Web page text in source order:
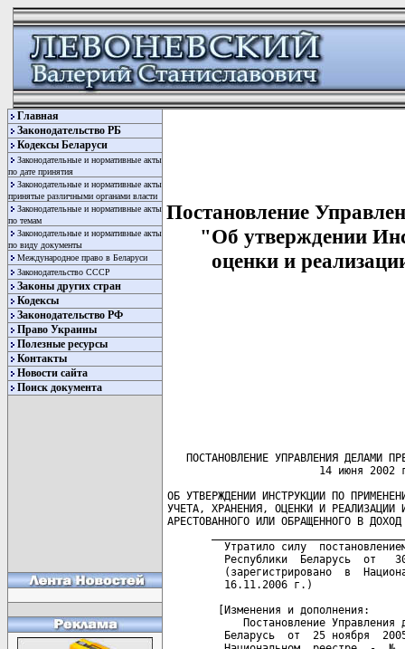
Главная
Законодательство РБ
Кодексы Беларуси
Законодательные и нормативные акты
по дате принятия
Законодательные и нормативные акты
принятые различными органами власти
Законодательные и нормативные акты
по темам
Законодательные и нормативные акты
по виду документы
Международное право в Беларуси
Законодательство СССР
Законы других стран
Кодексы
Законодательство РФ
Право Украины
Полезные ресурсы
Контакты
Новости сайта
Поиск документа
Постановление
"Об утверждении
оценки и
ПОСТАНОВЛЕНИЕ УПРАВЛЕНИЯ ДЕЛАМИ
14 июня 2002
ОБ УТВЕРЖДЕНИИ ИНСТРУКЦИИ ПО
УЧЕТА, ХРАНЕНИЯ, ОЦЕНКИ И РЕАЛИЗАЦИИ
АРЕСТОВАННОГО ИЛИ ОБРАЩЕННОГО В ДОХОД
Утратило силу
Республики  Беларусь  от
(зарегистрировано  в
         16.11.2006 г.)
        [Изменения и дополнения:
Постановление Управления
Беларусь  от  25 ноября